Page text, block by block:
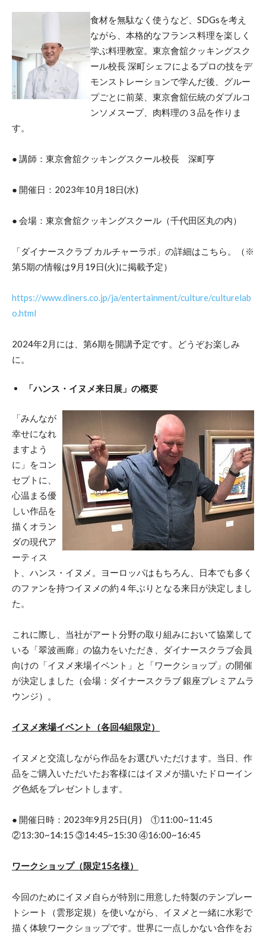
食材を無駄なく使うなど、SDGsを考え
ながら、本格的なフランス料理を楽しく
学ぶ料理教室。東京會舘クッキングスク
ール校長 深町シェフによるプロの技をデ
モンストレーションで学んだ後、グルー
プごとに前菜、東京會舘伝統のダブルコ
ンソメスープ、肉料理の３品を作りま
す。
● 講師：東京會舘クッキングスクール校長 深町亨
● 開催日：2023年10月18日(水)
● 会場：東京會舘クッキングスクール（千代田区丸の内）
「ダイナースクラブ カルチャーラボ」の詳細はこちら。（※
第5期の情報は9月19日(火)に掲載予定）
https://www.diners.co.jp/ja/entertainment/culture/culturelab
o.html
2024年2月には、第6期を開講予定です。どうぞお楽しみ
に。
「ハンス・イヌメ来日展」の概要
「みんなが
幸せになれ
ますよう
に」をコン
セプトに、
心温まる優
しい作品を
描くオラン
ダの現代ア
ーティス
ト、ハンス・イヌメ。ヨーロッパはもちろん、日本でも多く
のファンを持つイヌメの約４年ぶりとなる来日が決定しまし
た。
これに際し、当社がアート分野の取り組みにおいて協業して
いる「翠波画廊」の協力をいただき、ダイナースクラブ会員
向けの「イヌメ来場イベント」と「ワークショップ」の開催
が決定しました（会場：ダイナースクラブ 銀座プレミアムラ
ウンジ）。
イヌメ来場イベント（各回4組限定）
イヌメと交流しながら作品をお選びいただけます。当日、作
品をご購入いただいたお客様にはイヌメが描いたドローイン
グ色紙をプレゼントします。
● 開催日時：2023年9月25日(月) ①11:00~11:45
②13:30~14:15 ③14:45~15:30 ④16:00~16:45
ワークショップ（限定15名様）
今回のためにイヌメ自らが特別に用意した特製のテンプレー
トシート（雲形定規）を使いながら、イヌメと一緒に水彩で
描く体験ワークショップです。世界に一点しかない合作をお